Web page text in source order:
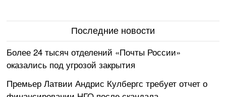
Последние новости
Более 24 тысяч отделений «Почты России»
оказались под угрозой закрытия
Премьер Латвии Андрис Кулбергс требует отчет о